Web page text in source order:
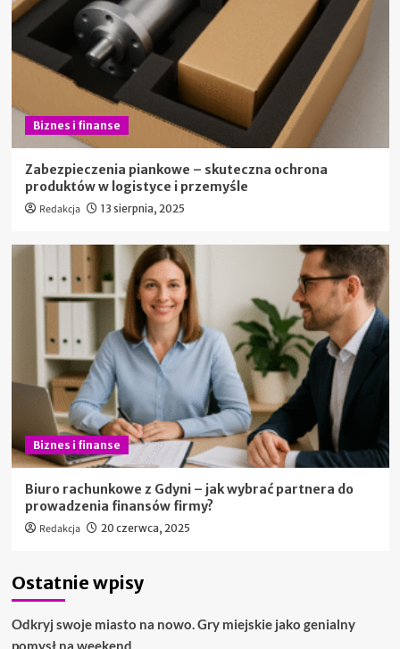
Biznes i finanse
Zabezpieczenia piankowe – skuteczna ochrona
produktów w logistyce i przemyśle
Redakcja 13 sierpnia, 2025
Biznes i finanse
Biuro rachunkowe z Gdyni – jak wybrać partnera do
prowadzenia finansów firmy?
Redakcja 20 czerwca, 2025
Ostatnie wpisy
Odkryj swoje miasto na nowo. Gry miejskie jako genialny
pomysł na weekend